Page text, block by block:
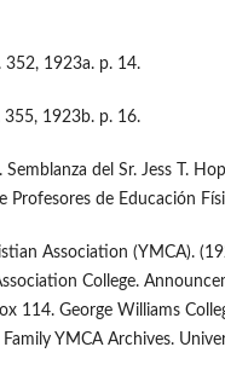
352, 1923a. p. 14.
355, 1923b. p. 16.
Semblanza del Sr. Jess T.
Profesores de Educación
Association (YMCA).
College.
114. George Williams
YMCA Archives.